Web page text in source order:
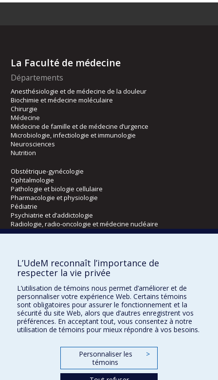
La Faculté de médecine
Départements
Anesthésiologie et de médecine de la douleur
Biochimie et médecine moléculaire
Chirurgie
Médecine
Médecine de famille et de médecine d’urgence
Microbiologie, infectiologie et immunologie
Neurosciences
Nutrition
Obstétrique-gynécologie
Ophtalmologie
Pathologie et biologie cellulaire
Pharmacologie et physiologie
Pédiatrie
Psychiatrie et d’addictologie
Radiologie, radio-oncologie et médecine nucléaire
Écoles
Kinésiologie et des sciences de l’activité physique
Orthophonie et audiologie
Réadaptation
Directions
DPC
CPASS
L’UdeM reconnaît l’importance de
respecter la vie privée
L’utilisation de témoins nous permet d’améliorer et de
personnaliser votre expérience Web. Certains témoins
sont obligatoires pour assurer le fonctionnement et la
sécurité du site Web, alors que d’autres enregistrent vos
préférences. En acceptant tout, vous consentez à notre
utilisation de témoins pour mieux répondre à vos besoins.
Personnaliser les
témoins
>